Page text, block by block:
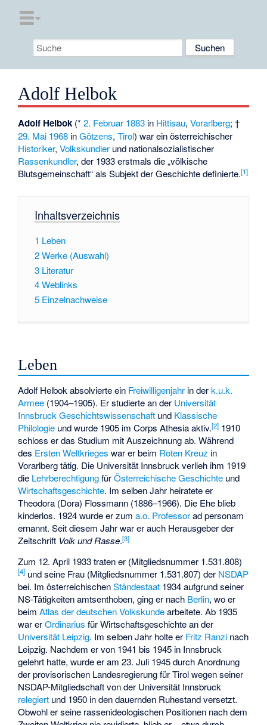
Adolf Helbok
Adolf Helbok (*2. Februar 1883 in Hittisau,Vorarlberg; †
29. Mai 1968 inGötzens,Tirol) war ein österreichischer
Historiker,Volkskundler und nationalsozialistischer
Rassenkundler, der 1933 erstmals die „völkische
Blutsgemeinschaft“ als Subjekt der Geschichte definierte.[1]
Inhaltsverzeichnis
1 Leben
2Werke (Auswahl)
3 Literatur
4Weblinks
5 Einzelnachweise
Leben
Adolf Helbok absolvierte ein Freiwilligenjahr in derk.u.k.
Armee (1904–1905). Er studierte an der Universität
Innsbruck Geschichtswissenschaft und Klassische
Philologie und wurde 1905 imCorps Athesiaaktiv.[2] 1910
schloss er das Studium mit Auszeichnung ab. Während
des Ersten Weltkrieges war er beim Roten Kreuz in
Vorarlberg tätig. Die Universität Innsbruck verlieh ihm 1919
die LehrberechtigungfürÖsterreichische Geschichte und
Wirtschaftsgeschichte. Im selben Jahr heiratete er
Theodora (Dora) Flossmann (1886–1966). Die Ehe blieb
kinderlos. 1924 wurde er zuma.o. Professorad personam
ernannt. Seit diesem Jahr war er auch Herausgeber der
Zeitschrift Volk und Rasse.[3]
Zum 12. April 1933 traten er (Mitgliedsnummer 1.531.808)
[4] und seine Frau (Mitgliedsnummer 1.531.807) der NSDAP
bei. Im österreichischenStändestaat 1934 aufgrund seiner
NS-Tätigkeiten amtsenthoben, ging er nach Berlin, wo er
beimAtlas der deutschen Volkskundearbeitete. Ab 1935
war erOrdinarius für Wirtschaftsgeschichte an der
Universität Leipzig. Im selben Jahr holte er Fritz Ranzi nach
Leipzig. Nachdem er von 1941 bis 1945 in Innsbruck
gelehrt hatte, wurde er am 23. Juli 1945 durch Anordnung
der provisorischen Landesregierung für Tirol wegen seiner
NSDAP-Mitgliedschaft von der Universität Innsbruck
relegiert und 1950 in den dauernden Ruhestand versetzt.
Obwohl er seine rassenideologischen Positionen nach dem